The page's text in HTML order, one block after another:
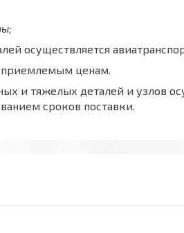
осуществляется
приемлемым ценам.
и тяжелых деталей и узлов
сроков поставки.